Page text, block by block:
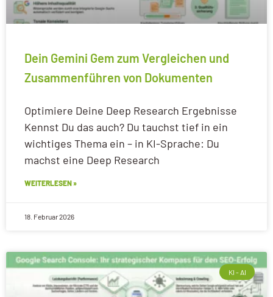
Dein Gemini Gem zum Vergleichen und
Zusammenführen von Dokumenten
Optimiere Deine Deep Research Ergebnisse
Kennst Du das auch? Du tauchst tief in ein
wichtiges Thema ein – in KI-Sprache: Du
machst eine Deep Research
WEITERLESEN »
18. Februar 2026
KI - AI